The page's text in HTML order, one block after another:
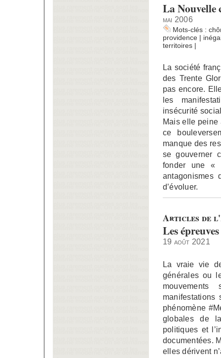
La Nouvelle
mai 2006
Mots-clés :
providence |
territoires |
La société
des Trente
pas encore.
les
insécurité
Mais elle peine
ce
manque des
se gouverner
fonder une «
d’évoluer.
Articles de
Les
19 août 2021
La vraie vie
générales ou
phénomène
globales de
politiques et
documentées.
elles dérivent